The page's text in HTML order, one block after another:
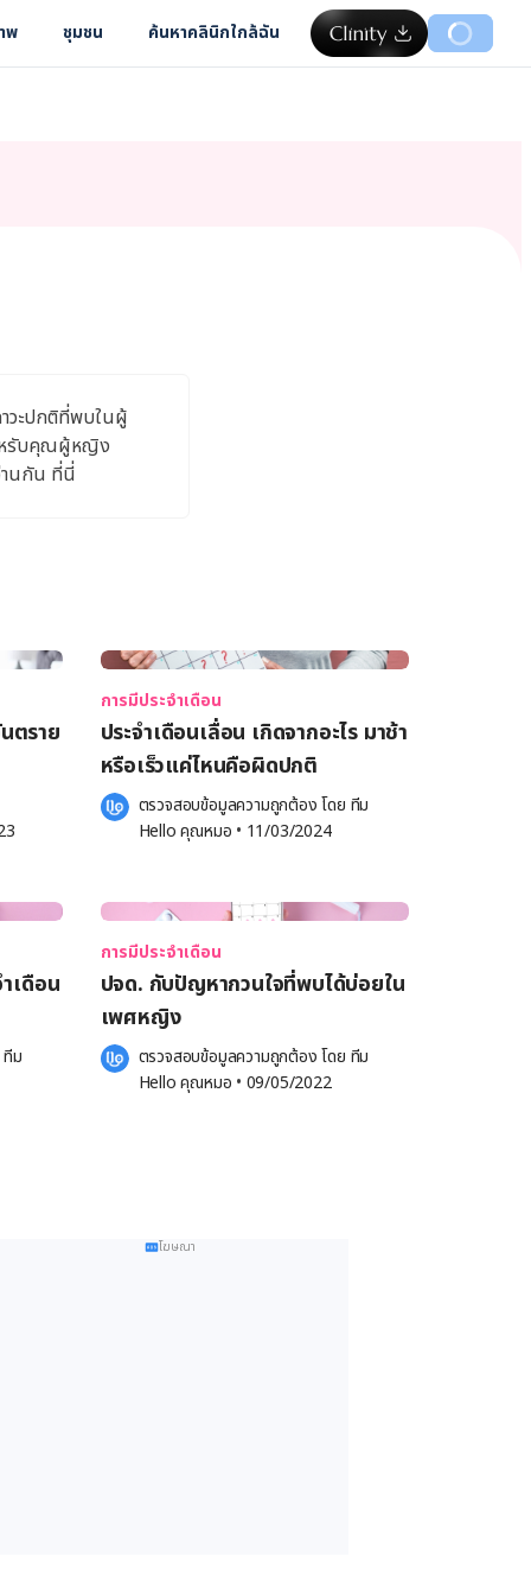
พ ชุมชน ค้นหาคลินิกใกล้ฉัน
วะปกติที่พบในผู้
หรับคุณผู้หญิง
านกัน ที่นี่
ตราย
การมีประจำเดือน
ประจำเดือนเลื่อน เกิดจากอะไร มาช้า
หรือเร็วแค่ไหนคือผิดปกติ
ตรวจสอบข้อมูลความถูกต้อง โดย ทีม
Hello คุณหมอ • 11/03/2024
เดือน
ทีม
การมีประจำเดือน
ปจด. กับปัญหากวนใจที่พบได้บ่อยใน
เพศหญิง
ตรวจสอบข้อมูลความถูกต้อง โดย ทีม
Hello คุณหมอ • 09/05/2022
โฆษณา